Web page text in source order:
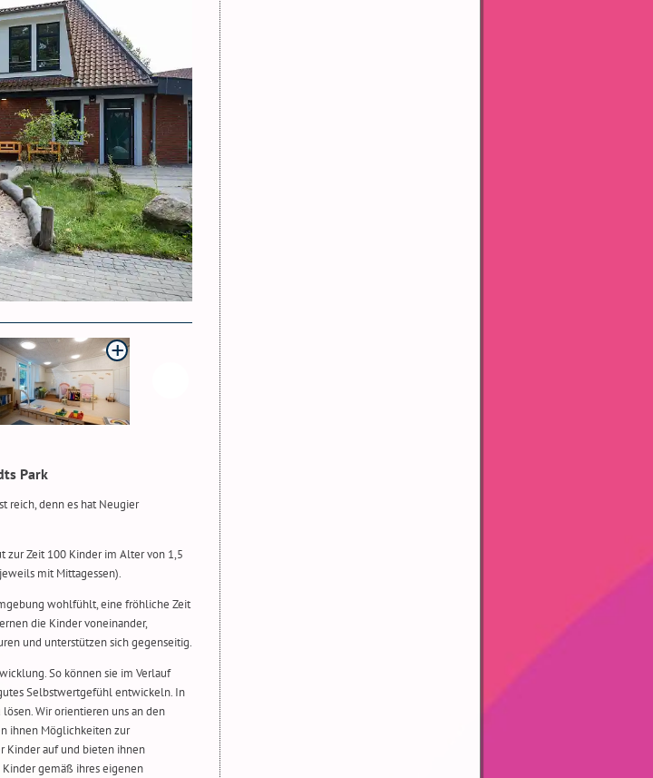
Park
reich, denn es hat Neugier
zur Zeit 100 Kinder im Alter von 1,5
mit Mittagessen).
wohlfühlt, eine fröhliche Zeit
die Kinder voneinander,
und unterstützen sich gegenseitig.
So können sie im Verlauf
Selbstwertgefühl entwickeln. In
Wir orientieren uns an den
ihnen Möglichkeiten zur
Kinder auf und bieten ihnen
gemäß ihres eigenen